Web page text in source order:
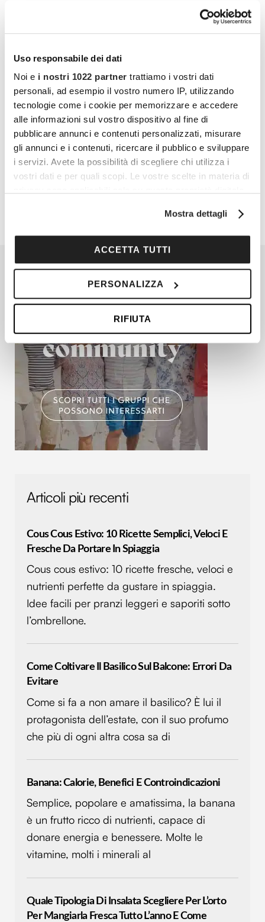
Uso responsabile dei dati
Noi e i nostri 1022 partner trattiamo i vostri dati
personali, ad esempio il vostro numero IP, utilizzando
tecnologie come i cookie per memorizzare e accedere
alle informazioni sul vostro dispositivo al fine di
pubblicare annunci e contenuti personalizzati, misurare
gli annunci e i contenuti, ricercare il pubblico e sviluppare
i servizi. Avete la possibilità di scegliere chi utilizza i
vostri dati e per quali scopi. Le vostre scelte in materia di
modificare o revocare il proprio consenso in qualsiasi
sull'icona di attivazione della privacy.
raccogliere informazioni sulla tua posizione
geografica, con un'approssimazione di qualche
Identificare il tuo dispositivo, scansionandolo
attivamente alla ricerca di caratteristiche specifiche
(impronte digitali).
Approfondisci come vengono elaborati i tuoi dati personali
e imposta le tue preferenze nella
sezione dettagli
modificare o ritirare il tuo consenso in qualsiasi momento
dalla Dichiarazione sui cookie.
Utilizziamo i cookie per personalizzare contenuti ed
informazioni sul modo in cui utilizzi il nostro sito con i
nostri partner che si occupano di analisi dei dati web,
con altre informazioni che hai fornito loro o che hanno
raccolto dal tuo utilizzo dei loro servizi.
Mostra dettagli
ACCETTA TUTTI
PERSONALIZZA
RIFIUTA
Vuoi commentare l’articolo? Iscriviti
alla community e partecipa alla
Cocooners è una community che aggrega
persone appassionate, piene di interessi e
gratitudine nei confronti della vita, per offrire
loro esperienze di socialità e risorse per vivere
al meglio.
PARTECIPA ANCHE TU
Articoli più recenti
Cous Cous Estivo: 10 Ricette Semplici, Veloci E
Fresche Da Portare In Spiaggia
Cous cous estivo: 10 ricette fresche, veloci e
nutrienti perfette da gustare in spiaggia.
Idee facili per pranzi leggeri e saporiti sotto
l’ombrellone.
Come Coltivare Il Basilico Sul Balcone: Errori Da
Evitare
Come si fa a non amare il basilico? È lui il
protagonista dell’estate, con il suo profumo
che più di ogni altra cosa sa di
Banana: Calorie, Benefici E Controindicazioni
Semplice, popolare e amatissima, la banana
è un frutto ricco di nutrienti, capace di
donare energia e benessere. Molte le
vitamine, molti i minerali al
Quale Tipologia Di Insalata Scegliere Per L’orto
Per Mangiarla Fresca Tutto L’anno E Come